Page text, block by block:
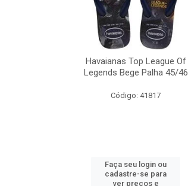
Havaianas Top League Of
Legends Bege Palha 45/46
Código: 41817
Faça seu login ou
cadastre-se para
ver preços e